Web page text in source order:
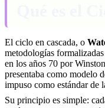
El ciclo en cascada, o
metodologías
en los años 70 por
presentaba como modelo
impuso como estándar de
Su principio es simple: